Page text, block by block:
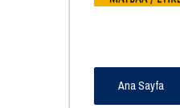
Ana Sayfa